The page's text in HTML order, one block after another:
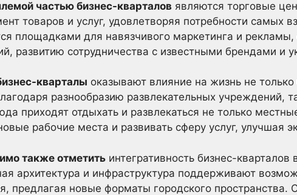
частью бизнес-кварталов являются торговые
товаров и услуг, удовлетворяя потребности самых
площадками для навязчивого маркетинга и
развитию сотрудничества с известными брендами и
кварталы оказывают влияние на жизнь не
разнообразию развлекательных учреждений,
приходят отдыхать и развлекаться не только
рабочие места и развивать сферу услуг, улучшая
также отметить интегративность бизнес-
архитектура и инфраструктура поддерживают
предлагая новые форматы городского пространства.